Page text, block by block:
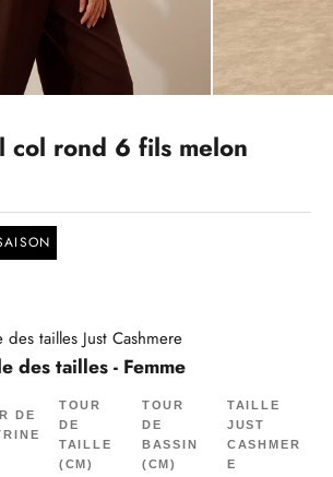
col rond 6 fils melon
tailles Just Cashmere
des tailles - Femme
DE
TOUR
DE
TAILLE
(CM)
TOUR
DE
BASSIN
(CM)
TAILLE
JUST
CASHMER
E